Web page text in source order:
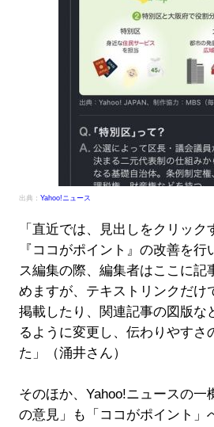
出典： Yahoo!ニュース
「直近では、見出しをクリック
『ココがポイント』の改善を行
ス編集の際、編集者はここに記
めますが、テキストリンクだけ
掲載したり、関連記事の図版な
るように変更し、伝わりやすさ
た」（涌井さん）
そのほか、Yahoo!ニュースの一
の意見」も「ココがポイント」